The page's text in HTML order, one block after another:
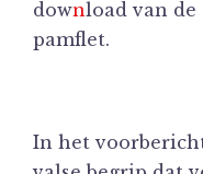
download van
pamflet.
In het